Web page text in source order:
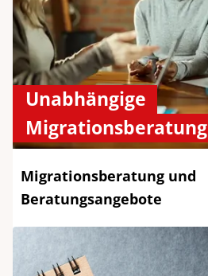
Unabhängige
Migrationsberatung
Migrationsberatung und
Beratungsangebote